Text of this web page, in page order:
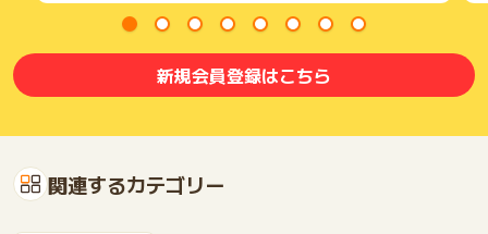
新規会員登録はこちら
関連するカテゴリー